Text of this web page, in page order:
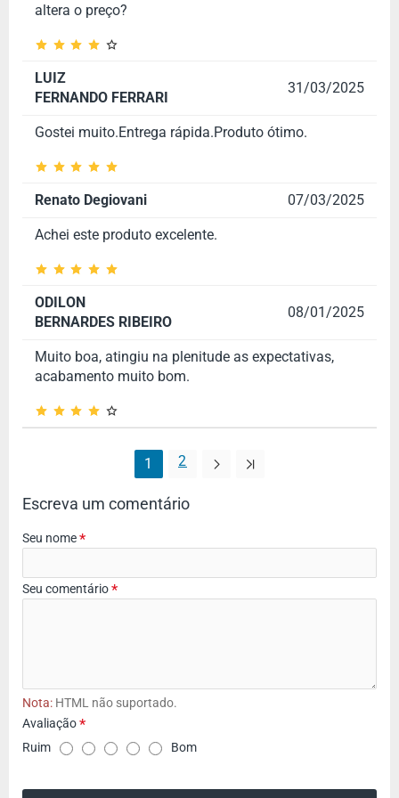
altera o preço?
LUIZ
FERNANDO FERRARI
31/03/2025
Gostei muito.Entrega rápida.Produto ótimo.
Renato Degiovani 07/03/2025
Achei este produto excelente.
ODILON
BERNARDES RIBEIRO
08/01/2025
Muito boa, atingiu na plenitude as expectativas,
acabamento muito bom.
1 2
Escreva um comentário
Seu nome
Seu comentário
Nota: HTML não suportado.
A
a
Avaliação
Ruim
Bom